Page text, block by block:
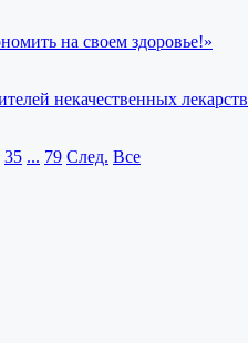
на своем здоровье!»
некачественных лекарств
35 ... 79 След. Все